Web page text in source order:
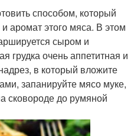
способом, который
аромат этого мяса. В этом
сыром и
грудка очень аппетитная и
в который вложите
запанируйте мясо муке,
сковороде до румяной